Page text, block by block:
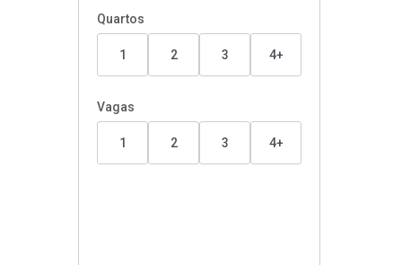
Quartos
1 2 3 4+
Vagas
1 2 3 4+